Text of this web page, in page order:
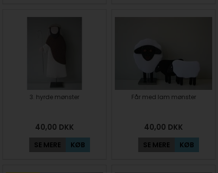
3. hyrde mønster
40,00 DKK
SE MERE KØB
Får med lam mønster
40,00 DKK
SE MERE KØB